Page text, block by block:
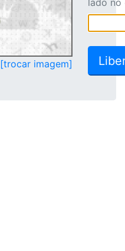
[trocar imagem]
lado no